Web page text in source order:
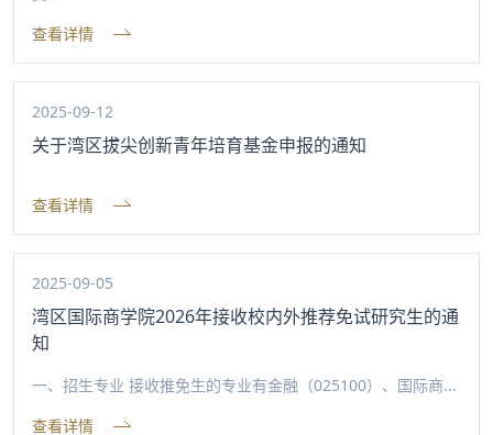
查看详情
2025-09-12
关于湾区拔尖创新青年培育基金申报的通知
查看详情
2025-09-05
湾区国际商学院2026年接收校内外推荐免试研究生的通
知
一、招生专业 接收推免生的专业有金融（025100）、国际商...
查看详情